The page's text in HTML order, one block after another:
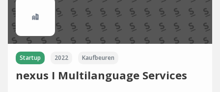
Startup 2022 Kaufbeuren
nexus I Multilanguage Services